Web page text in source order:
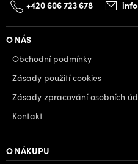
+420 606 723 678
O NÁS
Obchodní podmínky
Zásady použití cookies
Zásady zpracování osobních
Kontakt
O NÁKUPU